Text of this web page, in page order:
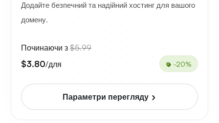
Додайте безпечний та надійний хостинг для вашого
домену.
Починаючи з $5.99
$3.80/для -20%
Параметри перегляду